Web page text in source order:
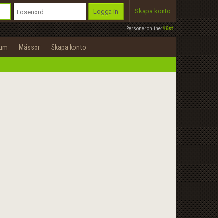
Personer online:46st
Logga in Skapa konto
Mässor Skapa konto